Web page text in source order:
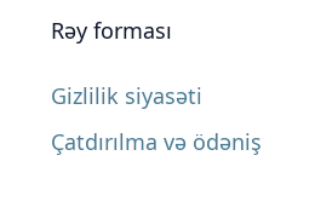
Rəy forması
Gizlilik siyasəti
Çatdırılma və ödəniş